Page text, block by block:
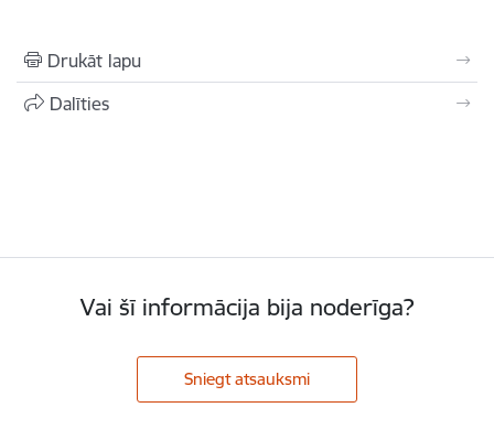
Drukāt lapu
Dalīties
Vai šī informācija bija noderīga?
Sniegt atsauksmi